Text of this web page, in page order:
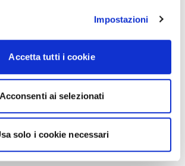
Impostazioni
Accetta tutti i cookie
Acconsenti ai selezionati
solo i cookie necessari